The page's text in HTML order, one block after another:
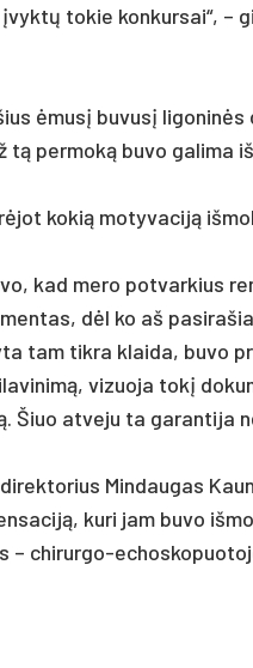
to­kie kon­kur­sai“,
ėmusį bu­vusį
tą per­moką bu­vo
ko­kią mo­ty­va­ciją
kad me­ro po­tvar­kius
dėl ko aš
tam tik­ra klai­da, bu­vo
vi­zuo­ja tokį
Šiuo at­ve­ju ta ga­ran­ti­ja
Min­dau­gas
ku­ri jam bu­vo
– chi­rur­go-